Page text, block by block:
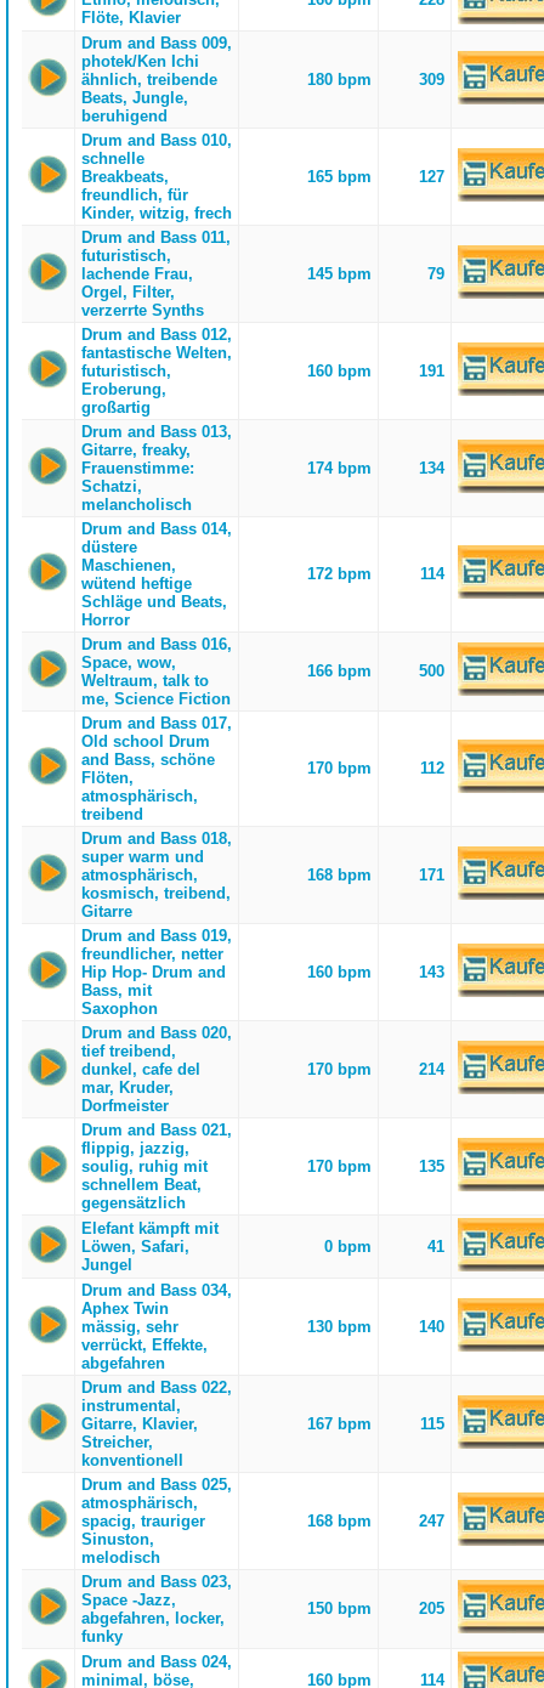
Flöte, Klavier
Drum and Bass 009,
photek/Ken Ichi
ähnlich, treibende
Beats, Jungle,
beruhigend
180 bpm 309
Drum and Bass 010,
schnelle
Breakbeats,
freundlich, für
Kinder, witzig, frech
165 bpm 127
Drum and Bass 011,
futuristisch,
lachende Frau,
Orgel, Filter,
verzerrte Synths
145 bpm 79
Drum and Bass 012,
fantastische Welten,
futuristisch,
Eroberung,
großartig
160 bpm 191
Drum and Bass 013,
Gitarre, freaky,
Frauenstimme:
Schatzi,
melancholisch
174 bpm 134
Drum and Bass 014,
düstere
Maschienen,
wütend heftige
Schläge und Beats,
Horror
172 bpm 114
Drum and Bass 016,
Space, wow,
Weltraum, talk to
me, Science Fiction
166 bpm 500
Drum and Bass 017,
Old school Drum
and Bass, schöne
Flöten,
atmosphärisch,
treibend
170 bpm 112
Drum and Bass 018,
super warm und
atmosphärisch,
kosmisch, treibend,
Gitarre
168 bpm 171
Drum and Bass 019,
freundlicher, netter
Hip Hop- Drum and
Bass, mit
Saxophon
160 bpm 143
Drum and Bass 020,
tief treibend,
dunkel, cafe del
mar, Kruder,
Dorfmeister
170 bpm 214
Drum and Bass 021,
flippig, jazzig,
soulig, ruhig mit
schnellem Beat,
gegensätzlich
170 bpm 135
Elefant kämpft mit
Löwen, Safari,
Jungel
0 bpm 41
Drum and Bass 034,
Aphex Twin
mässig, sehr
verrückt, Effekte,
abgefahren
130 bpm 140
Drum and Bass 022,
instrumental,
Gitarre, Klavier,
Streicher,
konventionell
167 bpm 115
Drum and Bass 025,
atmosphärisch,
spacig, trauriger
Sinuston,
melodisch
168 bpm 247
Drum and Bass 023,
Space -Jazz,
abgefahren, locker,
funky
150 bpm 205
Drum and Bass 024,
minimal, böse,
160 bpm 114